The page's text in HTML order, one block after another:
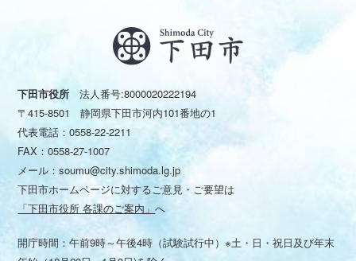
下田市役所 法人番号:8000020222194
〒415-8501 静岡県下田市河内101番地の1
代表電話：0558-22-2211
FAX：0558-27-1007
メール：soumu@city.shimoda.lg.jp
下田市ホームページに対するご意見・ご要望は
「下田市役所 各課のご案内」へ
開庁時間：午前9時～午後4時（試験試行中）※土・日・祝日及び年末